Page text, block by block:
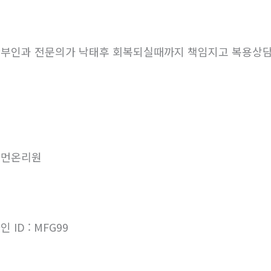
인과 전문의가 낙태후 회복되실때까지 책임지고 복용상
온리원
ID : MFG99